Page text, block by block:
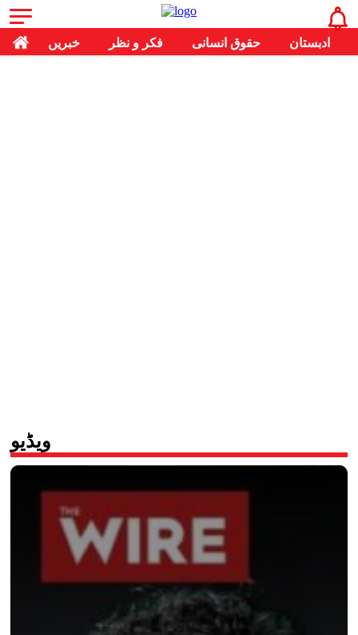
خبریں فکر و نظر حقوق انسانی ادبستان
ویڈیو